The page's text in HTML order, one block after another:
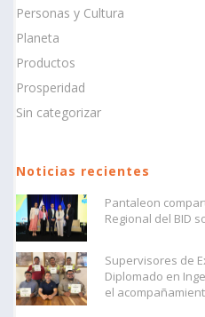
Personas y Cultura
Planeta
Productos
Prosperidad
Sin categorizar
Noticias recientes
Pantaleon
Regional del BID
Supervisores de
Diplomado en
el